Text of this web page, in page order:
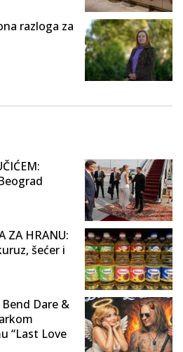
razloga za
ZA HRANU:
šećer i
Bend Dare &
“Last Love